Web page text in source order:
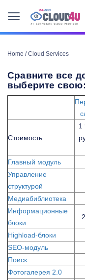
Home /Cloud Services
Сравните все
выберите свою:
Стоимость
1
Главный модуль
Управление
структурой
Медиабиблиотека
Информационные
блоки
Highload-блоки
SEO-модуль
Поиск
Фотогалерея 2.0